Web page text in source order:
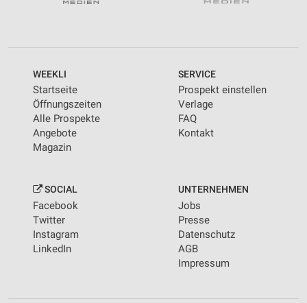
WEEKLI
Startseite
Öffnungszeiten
Alle Prospekte
Angebote
Magazin
SERVICE
Prospekt einstellen
Verlage
FAQ
Kontakt
SOCIAL
Facebook
Twitter
Instagram
LinkedIn
UNTERNEHMEN
Jobs
Presse
Datenschutz
AGB
Impressum